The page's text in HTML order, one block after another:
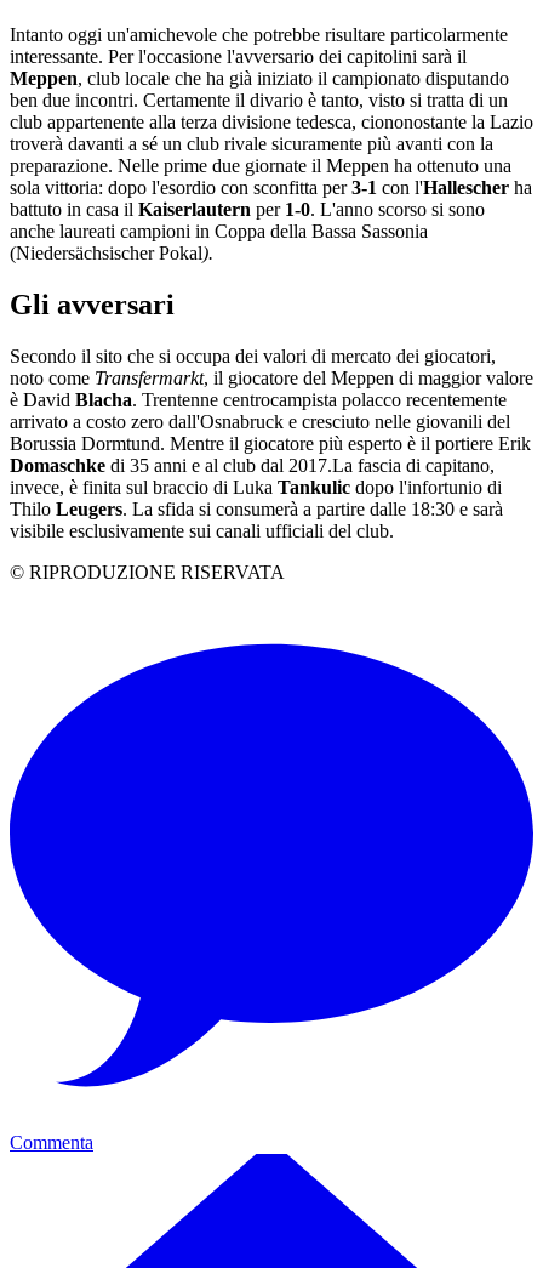
Intanto oggi un'amichevole che potrebbe risultare particolarmente
interessante. Per l'occasione l'avversario dei capitolini sarà il
Meppen, club locale che ha già iniziato il campionato disputando
ben due incontri. Certamente il divario è tanto, visto si tratta di un
club appartenente alla terza divisione tedesca, ciononostante la Lazio
troverà davanti a sé un club rivale sicuramente più avanti con la
preparazione. Nelle prime due giornate il Meppen ha ottenuto una
sola vittoria: dopo l'esordio con sconfitta per3-1 con l'Hallescher ha
battuto in casa il Kaiserlautern per 1-0. L'anno scorso si sono
anche laureati campioni in Coppa della Bassa Sassonia
(Niedersächsischer Pokal).
Gli avversari
Secondo il sito che si occupa dei valori di mercato dei giocatori,
noto come Transfermarkt, il giocatore del Meppen di maggior valore
è David Blacha. Trentenne centrocampista polacco recentemente
arrivato a costo zero dall'Osnabruck e cresciuto nelle giovanili del
Borussia Dormtund. Mentre il giocatore più esperto è il portiere Erik
Domaschke di 35 anni e al club dal 2017.La fascia di capitano,
invece, è finita sul braccio di Luka Tankulic dopo l'infortunio di
Thilo Leugers. La sfida si consumerà a partire dalle 18:30 e sarà
visibile esclusivamente sui canali ufficiali del club.
© RIPRODUZIONE RISERVATA
Commenta